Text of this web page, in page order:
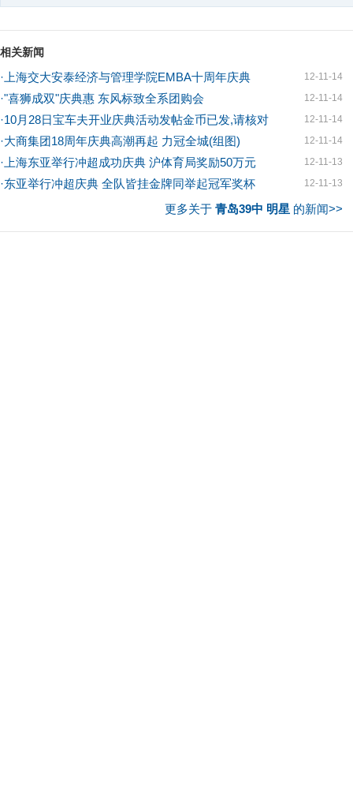
相关新闻
12-11-14
· 上海交大安泰经济与管理学院EMBA十周年庆典
12-11-14
·"喜狮成双"庆典惠 东风标致全系团购会
12-11-14
·10月28日宝车夫开业庆典活动发帖金币已发,请核对
12-11-14
·大商集团18周年庆典高潮再起 力冠全城(组图)
12-11-13
· 上海东亚举行冲超成功庆典 沪体育局奖励50万元
12-11-13
·东亚举行冲超庆典 全队皆挂金牌同举起冠军奖杯
更多关于 青岛39中 明星 的新闻>>